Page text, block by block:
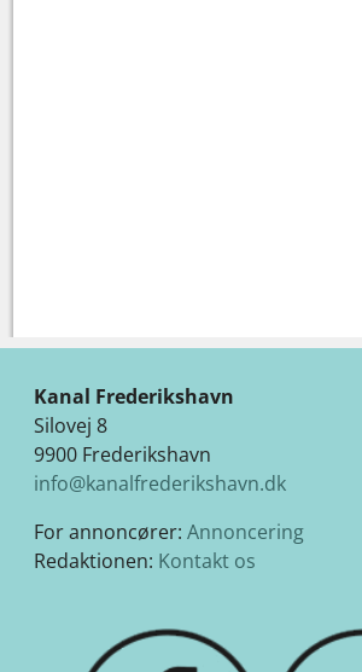
Kanal Frederikshavn
Silovej 8
9900 Frederikshavn
info@kanalfrederikshavn.dk
For annoncører: Annoncering
Redaktionen: Kontakt os